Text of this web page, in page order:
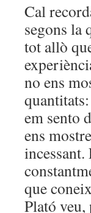
Cal
segons la
tot allò
no ens
em sento
ens
que
Plató veu,